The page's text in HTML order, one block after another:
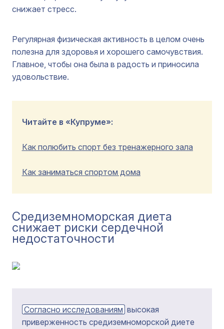
снижает стресс.
Регулярная физическая активность в целом очень
полезна для здоровья и хорошего самочувствия.
Главное, чтобы она была в радость и приносила
удовольствие.
Читайте в «Купруме»:
Как полюбить спорт без тренажерного зала
Как заниматься спортом дома
Средиземноморская диета
снижает риски сердечной
недостаточности
Согласно исследованиям высокая
приверженность средиземноморской диете